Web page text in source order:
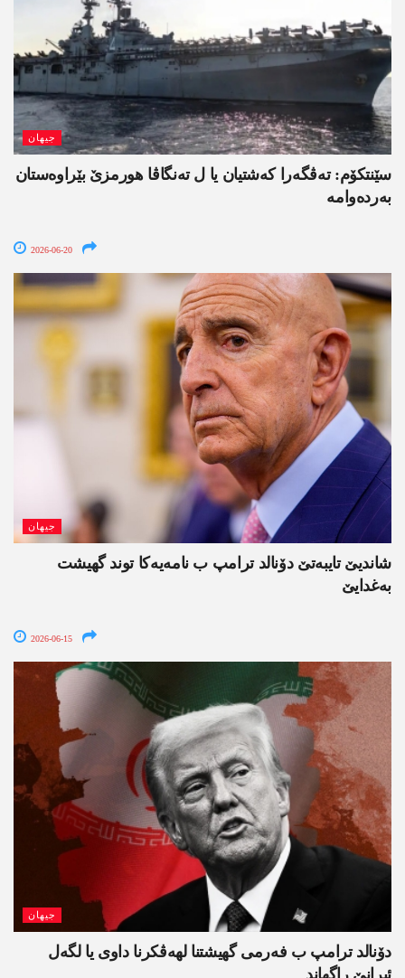
جیھان
سێنتکۆم: تەڤگەرا کەشتیان یا ل تەنگاڤا ھورمزێ بێراوەستان
بەردەوامە
2026-06-20
جیھان
شاندیێ تایبەتێ دۆنالد ترامپ ب نامەیەکا توند گھیشت
بەغدایێ
2026-06-15
جیھان
دۆنالد ترامپ ب فەرمی گھیشتنا لھەڤکرنا داوی یا لگەل
ئیرانێ راگھاند